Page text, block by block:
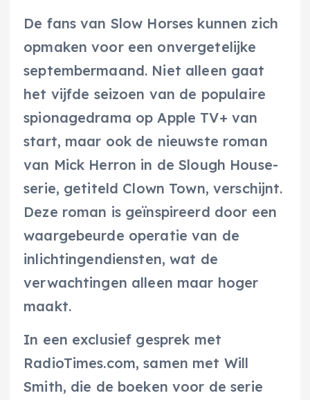
De fans van Slow Horses kunnen zich
opmaken voor een onvergetelijke
septembermaand. Niet alleen gaat
het vijfde seizoen van de populaire
spionagedrama op Apple TV+ van
start, maar ook de nieuwste roman
van Mick Herron in de Slough House-
serie, getiteld Clown Town, verschijnt.
Deze roman is geïnspireerd door een
waargebeurde operatie van de
inlichtingendiensten, wat de
verwachtingen alleen maar hoger
maakt.
In een exclusief gesprek met
RadioTimes.com, samen met Will
Smith, die de boeken voor de serie